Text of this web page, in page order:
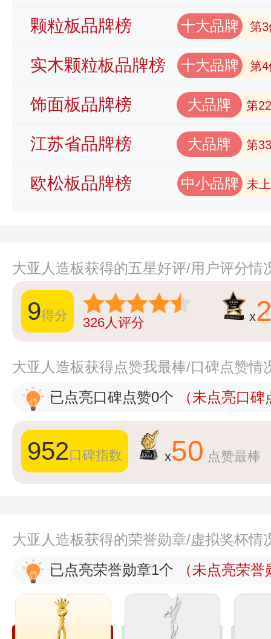
颗粒板品牌榜 十大品牌 第3
实木颗粒板品牌榜 十大品牌 第4
饰面板品牌榜 大品牌 第
江苏省品牌榜 大品牌 第
欧松板品牌榜 中小品牌 未
大亚人造板获得的五星好评/用户评分情
9得分 326人评分 x
大亚人造板获得点赞我最棒/口碑点赞情
已点亮口碑点赞0个
（未点亮口
952口碑指数 x50 点赞最棒
大亚人造板获得的荣誉勋章/虚拟奖杯情
已点亮荣誉勋章1个
（未点亮荣